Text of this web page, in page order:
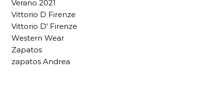
Verano 2021
Vittorio D Firenze
Vittorio D' Firenze
Western Wear
Zapatos
zapatos Andrea